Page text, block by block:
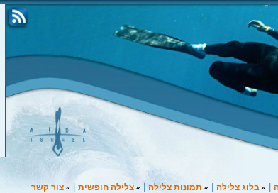
|
» בלוג צלילה |
» תמונות צלילה |
» צלילה חופשית |
» צור קשר